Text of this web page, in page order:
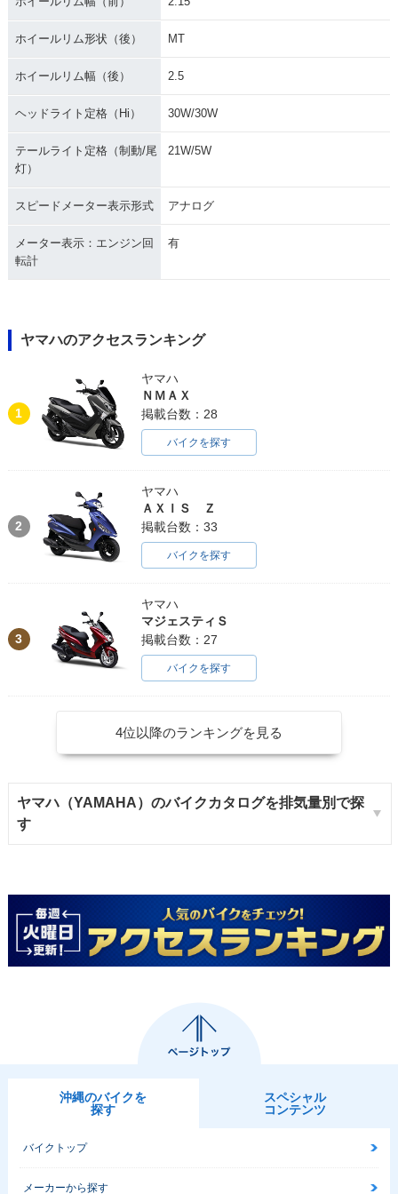
ホイールリム形状（後） MT
ホイールリム幅（後） 2.5
ヘッドライト定格（Hi） 30W/30W
テールライト定格（制動/尾
灯）
21W/5W
スピードメーター表示形式 アナログ
メーター表示：エンジン回
転計
有
ヤマハのアクセスランキング
1
ヤマハ
ＮＭＡＸ
掲載台数：28
バイクを探す
2
ヤマハ
ＡＸＩＳ Ｚ
掲載台数：33
バイクを探す
3
ヤマハ
マジェスティＳ
掲載台数：27
バイクを探す
4位以降のランキングを見る
ヤマハ（YAMAHA）のバイクカタログを排気量別で探
す
沖縄のバイクを
探す
スペシャル
コンテンツ
バイクトップ
メーカーから探す